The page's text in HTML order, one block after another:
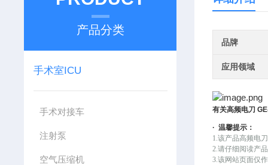
产品分类
手术室ICU
手术对接车
注射泵
空气压缩机
品牌
应用领域
有关高频电刀
·温馨提示：
1.该产品高频电刀
2.请仔细阅读产
3.该网站页面仅